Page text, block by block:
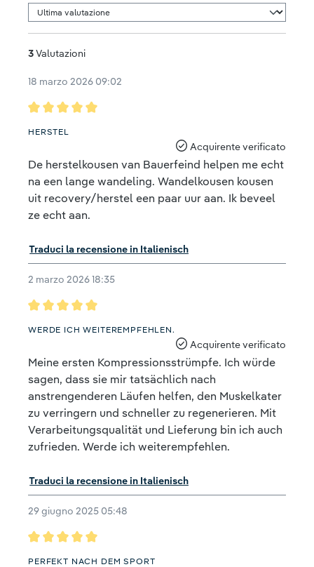
3Valutazioni
18 marzo 2026 09:02
HERSTEL
Acquirente verificato
De herstelkousen van Bauerfeind helpen me echt
na een lange wandeling. Wandelkousen kousen
uit recovery/herstel een paar uur aan. Ik beveel
ze echt aan.
Traduci la recensione in Italienisch
2 marzo 2026 18:35
WERDE ICH WEITEREMPFEHLEN.
Acquirente verificato
Meine ersten Kompressionsstrümpfe. Ich würde
sagen, dass sie mir tatsächlich nach
anstrengenderen Läufen helfen, den Muskelkater
zu verringern und schneller zu regenerieren. Mit
Verarbeitungsqualität und Lieferung bin ich auch
zufrieden. Werde ich weiterempfehlen.
Traduci la recensione in Italienisch
29 giugno 2025 05:48
PERFEKT NACH DEM SPORT